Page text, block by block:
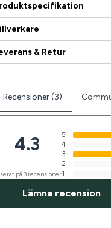
& Retur
Recensioner (3)
4.3
på 3 recensioner
5
4
3
2
1
Lämna recension